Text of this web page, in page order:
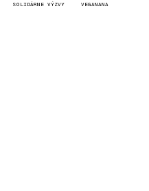
SOLIDÁRNE VÝZVY VEGANANA